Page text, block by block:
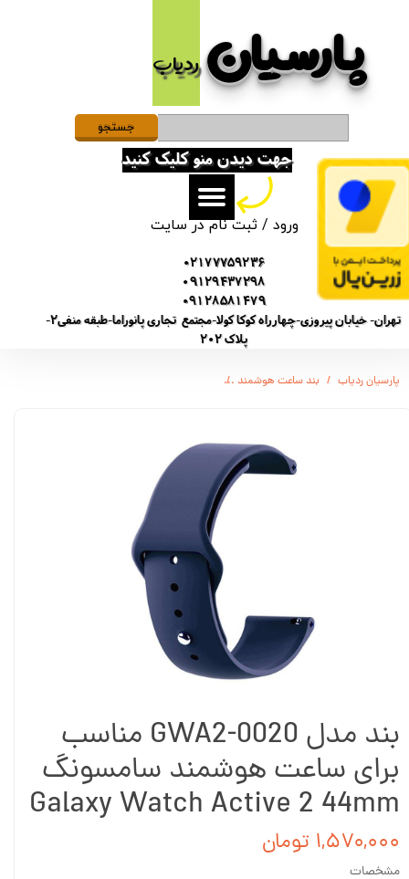
پارسیان​​​​​​​ردیاب
ورود /ثبت نام در سایت
حساب کاربری من
تغییر گذر واژه
سفارشات
خروج از حساب کاربری
02177759236
09129437298
09128581479
تهران- خیابان پیروزی-چهارراه کوکا کولا-مجتمع تجاری پانوراما-طبقه منفی2-
پلاک 202
جهت دیدن منو کلیک کنید
جستجو
پارسیان ردیاب بند ساعت هوشمند
بند مدل GWA2-0020 مناسب
برای ساعت هوشمند سامسونگ
Galaxy Watch Active 2 44mm
۱,۵۷۰,۰۰۰ تومان
مشخصات